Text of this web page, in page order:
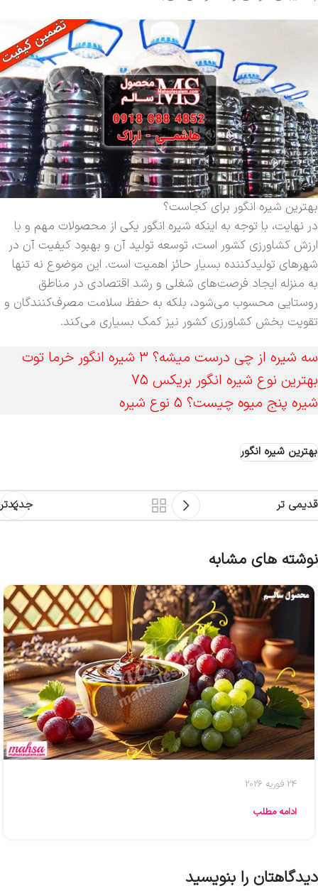
بهترین شیره انگور برای کجاست؟
در نهایت، با توجه به اینکه شیره انگور یکی از محصولات مهم و با
ارزش کشاورزی کشور است، توسعه تولید آن و بهبود کیفیت آن در
شهرهای تولیدکننده بسیار حائز اهمیت است. این موضوع نه تنها
به منزله ایجاد فرصت‌های شغلی و رشد اقتصادی در مناطق
روستایی محسوب می‌شود، بلکه به حفظ سلامت مصرف‌کنندگان و
تقویت بخش کشاورزی کشور نیز کمک بسیاری می‌کند.
سه شیره از چی درست میشه؟ 3 شیره انگور خرما توت
بهترین نوع شیره انگور بریکس 75
شیره پنج میوه چیست؟ 5 نوع شیره
بهترین شیره انگور
جدیدتر قدیمی تر
نوشته های مشابه
24 فوریه 2026
ادامه مطلب
دیدگاهتان را بنویسید